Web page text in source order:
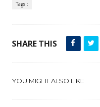
Tags :
SHARE THIS
YOU MIGHT ALSO LIKE